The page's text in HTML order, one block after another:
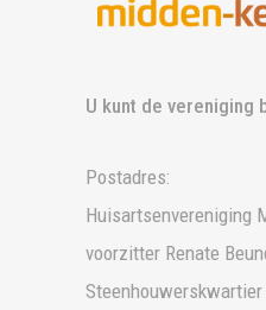
U kunt de vereniging
Postadres:
Huisartsenvereniging
voorzitter Renate
Steenhouwerskwartier